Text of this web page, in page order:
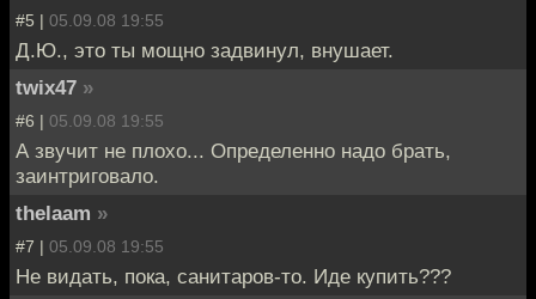
#5 | 05.09.08 19:55
Д.Ю., это ты мощно задвинул, внушает.
twix47 »
#6 | 05.09.08 19:55
А звучит не плохо... Определенно надо брать,
заинтриговало.
thelaam »
#7 | 05.09.08 19:55
Не видать, пока, санитаров-то. Иде купить???